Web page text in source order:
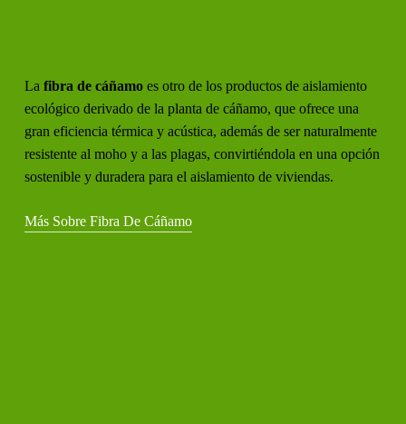
La fibra de cáñamoes otro de los productos de aislamiento
ecológico derivado de la planta de cáñamo, que ofrece una
gran eficiencia térmica y acústica, además de ser naturalmente
resistente al moho y a las plagas, convirtiéndola en una opción
sostenible y duradera para el aislamiento de viviendas.
Más Sobre Fibra De Cáñamo